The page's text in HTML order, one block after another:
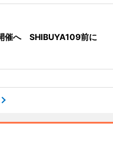
催へ SHIBUYA109前に